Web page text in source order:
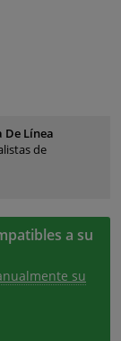
De Línea
de
a su
su